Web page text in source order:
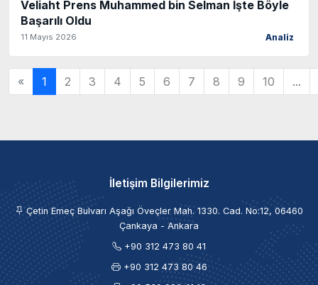
Veliaht Prens Muhammed bin Selman İşte Böyle
Başarılı Oldu
11 Mayıs 2026 Analiz
« 1 2 3 4 5 6 7 8 9 10 ...
İletişim Bilgilerimiz
Çetin Emeç Bulvarı Aşağı Öveçler Mah. 1330. Cad. No:12, 06460
Çankaya - Ankara
+90 312 473 80 41
+90 312 473 80 46